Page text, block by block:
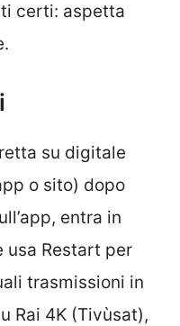
certi: aspetta
su digitale
o sito) dopo
entra in
usa Restart per
trasmissioni in
Rai 4K (Tivùsat),